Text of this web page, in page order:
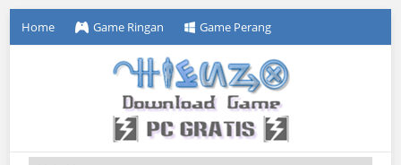
Home Game Ringan Game Perang